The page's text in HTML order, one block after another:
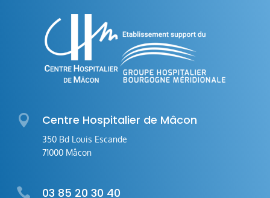
 Centre Hospitalier de Mâcon
350 Bd Louis Escande
71000 Mâcon
 03 85 20 30 40